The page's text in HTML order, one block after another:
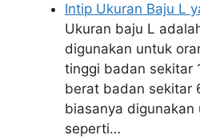
Intip Ukuran Baju L
Ukuran baju L
digunakan untuk
tinggi badan sekitar
berat badan sekitar
biasanya digunakan
seperti…